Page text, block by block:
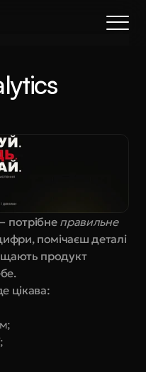
потрібне правильне
помічаєш деталі
продукт
цікава: